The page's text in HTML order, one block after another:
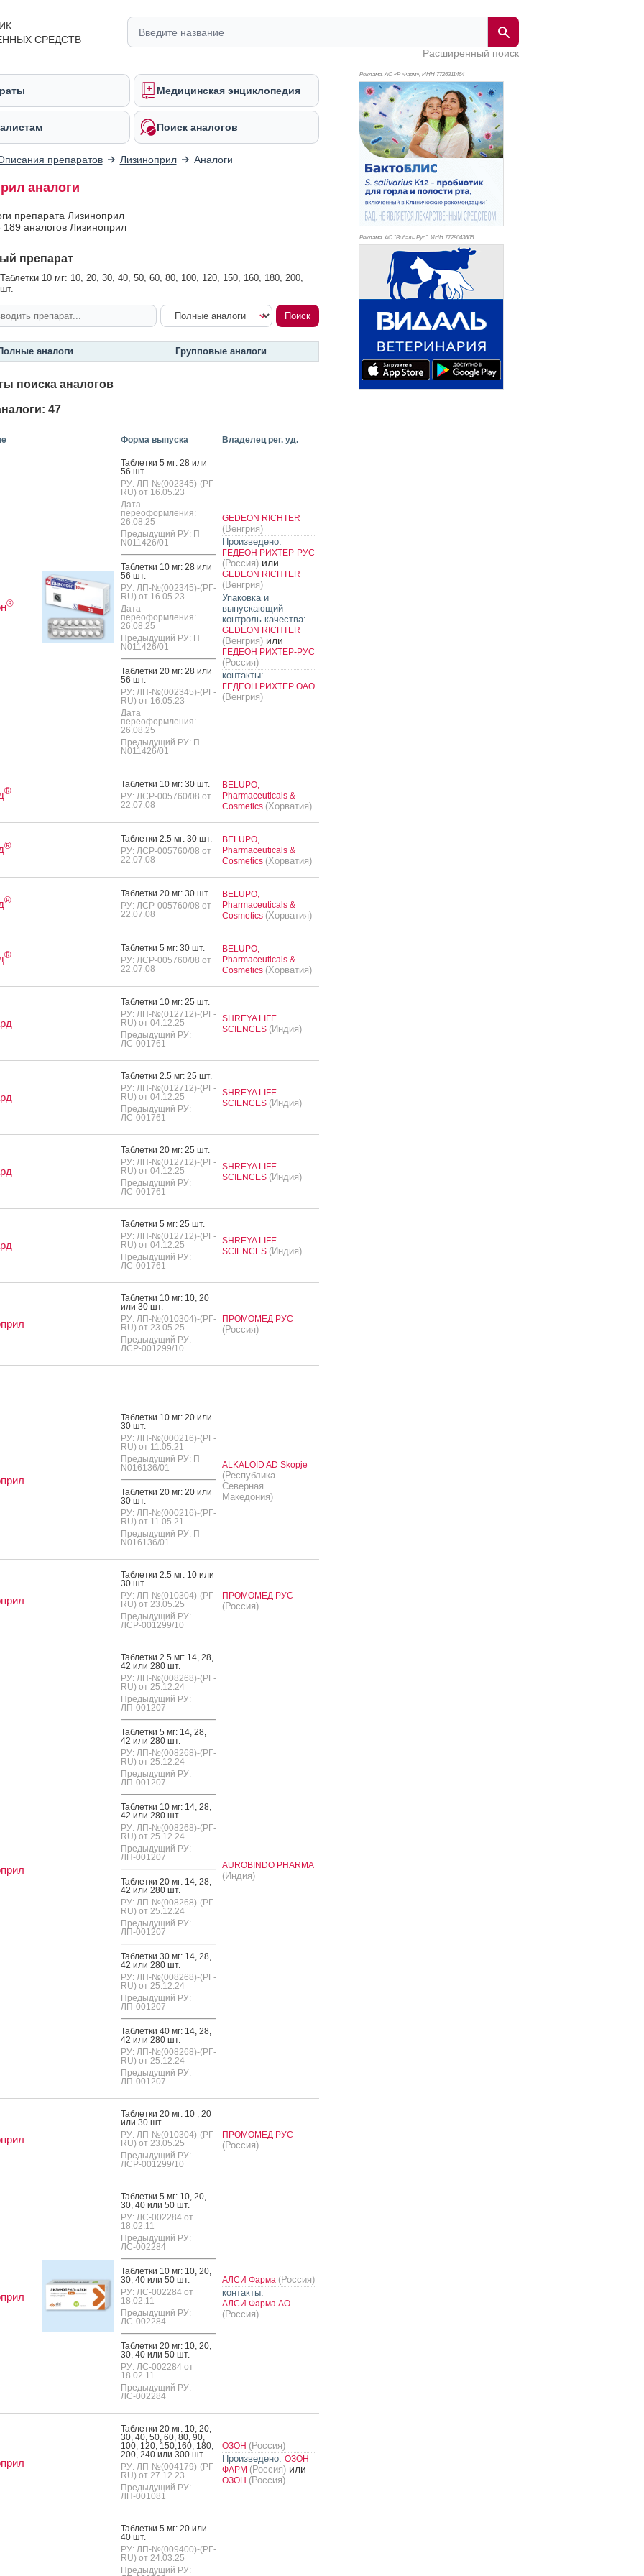
СРЕДСТВ
Расширенный поиск
Медицинская энциклопедия
Поиск аналогов
препаратов Лизиноприл Аналоги
аналоги
препарата Лизиноприл
189 аналогов Лизиноприл
препарат
10 мг: 10, 20, 30, 40, 50, 60, 80, 100, 120, 150, 160, 180, 200,
аналоги Групповые аналоги
поиска аналогов
47
Форма выпуска Владелец рег. уд.
®
Таб­летки 5 мг: 28 или
56 шт.
РУ: ЛП-№(002345)-(РГ-
RU) от 16.05.23
Дата
переоформления:
26.08.25
Предыдущий РУ: П
N011426/01
Таб­летки 10 мг: 28 или
56 шт.
РУ: ЛП-№(002345)-(РГ-
RU) от 16.05.23
Дата
переоформления:
26.08.25
Предыдущий РУ: П
N011426/01
Таб­летки 20 мг: 28 или
56 шт.
РУ: ЛП-№(002345)-(РГ-
RU) от 16.05.23
Дата
переоформления:
26.08.25
Предыдущий РУ: П
N011426/01
GEDEON RICHTER
(Венгрия)
Произведено:
ГЕДЕОН РИХТЕР-РУС
(Россия)или
GEDEON RICHTER
(Венгрия)
Упаковка и
выпускающий
контроль качества:
GEDEON RICHTER
(Венгрия)или
ГЕДЕОН РИХТЕР-РУС
(Россия)
контакты:
ГЕДЕОН РИХТЕР ОАО
(Венгрия)
®
Таб­летки 10 мг: 30 шт.
РУ: ЛСР-005760/08 от
22.07.08
BELUPO,
Pharmaceuticals &
Cosmetics (Хорватия)
®
Таб­летки 2.5 мг: 30 шт.
РУ: ЛСР-005760/08 от
22.07.08
BELUPO,
Pharmaceuticals &
Cosmetics (Хорватия)
®
Таб­летки 20 мг: 30 шт.
РУ: ЛСР-005760/08 от
22.07.08
BELUPO,
Pharmaceuticals &
Cosmetics (Хорватия)
®
Таб­летки 5 мг: 30 шт.
РУ: ЛСР-005760/08 от
22.07.08
BELUPO,
Pharmaceuticals &
Cosmetics (Хорватия)
Таб­летки 10 мг: 25 шт.
РУ: ЛП-№(012712)-(РГ-
RU) от 04.12.25
Предыдущий РУ:
ЛС-001761
SHREYA LIFE
SCIENCES (Индия)
Таб­летки 2.5 мг: 25 шт.
РУ: ЛП-№(012712)-(РГ-
RU) от 04.12.25
Предыдущий РУ:
ЛС-001761
SHREYA LIFE
SCIENCES (Индия)
Таб­летки 20 мг: 25 шт.
РУ: ЛП-№(012712)-(РГ-
RU) от 04.12.25
Предыдущий РУ:
ЛС-001761
SHREYA LIFE
SCIENCES (Индия)
Таб­летки 5 мг: 25 шт.
РУ: ЛП-№(012712)-(РГ-
RU) от 04.12.25
Предыдущий РУ:
ЛС-001761
SHREYA LIFE
SCIENCES (Индия)
Таб­летки 10 мг: 10, 20
или 30 шт.
РУ: ЛП-№(010304)-(РГ-
RU) от 23.05.25
Предыдущий РУ:
ЛСР-001299/10
ПРОМОМЕД РУС
(Россия)
Таб­летки 10 мг: 20 или
30 шт.
РУ: ЛП-№(000216)-(РГ-
RU) от 11.05.21
Предыдущий РУ: П
N016136/01
Таб­летки 20 мг: 20 или
30 шт.
РУ: ЛП-№(000216)-(РГ-
RU) от 11.05.21
Предыдущий РУ: П
N016136/01
ALKALOID AD Skopje
(Республика
Северная
Македония)
Таб­летки 2.5 мг: 10 или
30 шт.
РУ: ЛП-№(010304)-(РГ-
RU) от 23.05.25
Предыдущий РУ:
ЛСР-001299/10
ПРОМОМЕД РУС
(Россия)
Таб­летки 2.5 мг: 14, 28,
42 или 280 шт.
РУ: ЛП-№(008268)-(РГ-
RU) от 25.12.24
Предыдущий РУ:
ЛП-001207
Таб­летки 5 мг: 14, 28,
42 или 280 шт.
РУ: ЛП-№(008268)-(РГ-
RU) от 25.12.24
Предыдущий РУ:
ЛП-001207
Таб­летки 10 мг: 14, 28,
42 или 280 шт.
РУ: ЛП-№(008268)-(РГ-
RU) от 25.12.24
Предыдущий РУ:
ЛП-001207
Таб­летки 20 мг: 14, 28,
42 или 280 шт.
РУ: ЛП-№(008268)-(РГ-
RU) от 25.12.24
Предыдущий РУ:
ЛП-001207
Таб­летки 30 мг: 14, 28,
42 или 280 шт.
РУ: ЛП-№(008268)-(РГ-
RU) от 25.12.24
Предыдущий РУ:
ЛП-001207
Таб­летки 40 мг: 14, 28,
42 или 280 шт.
РУ: ЛП-№(008268)-(РГ-
RU) от 25.12.24
Предыдущий РУ:
ЛП-001207
AUROBINDO PHARMA
(Индия)
Таб­летки 20 мг: 10 , 20
или 30 шт.
РУ: ЛП-№(010304)-(РГ-
RU) от 23.05.25
Предыдущий РУ:
ЛСР-001299/10
ПРОМОМЕД РУС
(Россия)
Таб­летки 5 мг: 10, 20,
30, 40 или 50 шт.
РУ: ЛС-002284 от
18.02.11
Предыдущий РУ:
ЛС-002284
Таб­летки 10 мг: 10, 20,
30, 40 или 50 шт.
РУ: ЛС-002284 от
18.02.11
Предыдущий РУ:
ЛС-002284
Таб­летки 20 мг: 10, 20,
30, 40 или 50 шт.
РУ: ЛС-002284 от
18.02.11
Предыдущий РУ:
ЛС-002284
АЛСИ Фарма (Россия)
контакты:
АЛСИ Фарма АО
(Россия)
Таб­летки 20 мг: 10, 20,
30, 40, 50, 60, 80, 90,
100, 120, 150,160, 180,
200, 240 или 300 шт.
РУ: ЛП-№(004179)-(РГ-
RU) от 27.12.23
Предыдущий РУ:
ЛП-001081
ОЗОН (Россия)
Произведено: ОЗОН
ФАРМ (Россия)или
ОЗОН (Россия)
Таб­летки 5 мг: 20 или
40 шт.
РУ: ЛП-№(009400)-(РГ-
RU) от 24.03.25
Предыдущий РУ:
Реклама. АО «Р-Фарм», ИНН 7726311464
Реклама. АО "Видаль Рус", ИНН 7728043605